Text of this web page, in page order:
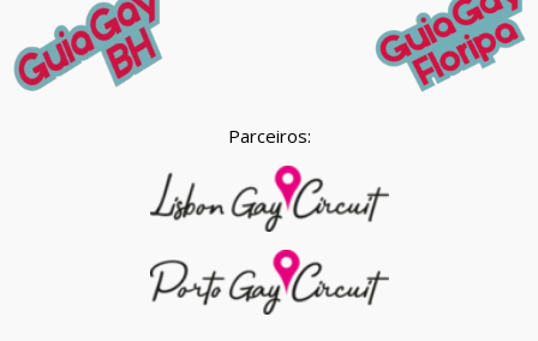
Parceiros: